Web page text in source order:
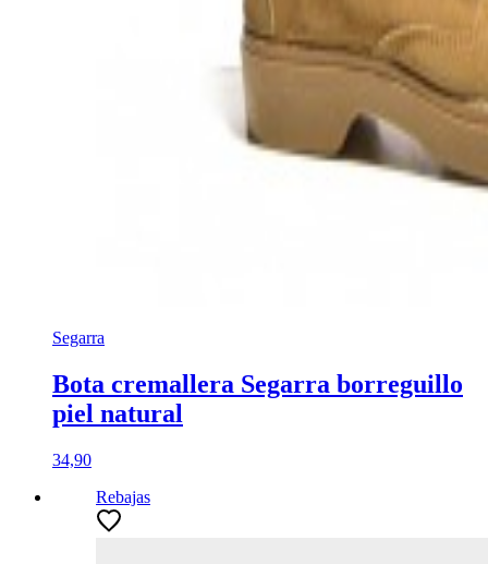
Segarra
Bota cremallera Segarra borreguillo
piel natural
34,90
Rebajas